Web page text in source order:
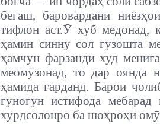
бегаш, баровардани
тифлон аст.Ӯ хуб медонад,
ҳамин синну сол гузошта
ҳамчун фарзанди худ
меомӯзонад, то дар оянда
ҳамида гарданд. Барои
гуногун истифода
хурдсолонро ба шоҳроҳи